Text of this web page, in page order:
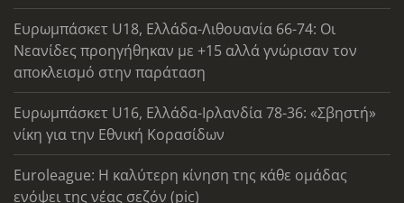
Ευρωμπάσκετ U18, Ελλάδα-Λιθουανία 66-74: Οι
Νεανίδες προηγήθηκαν με +15 αλλά γνώρισαν τον
αποκλεισμό στην παράταση
Ευρωμπάσκετ U16, Ελλάδα-Ιρλανδία 78-36: «Σβηστή»
νίκη για την Εθνική Κορασίδων
Euroleague: Η καλύτερη κίνηση της κάθε ομάδας
ενόψει της νέας σεζόν (pic)